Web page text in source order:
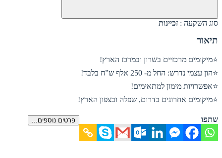
סוג השקעה : זכיינות
תיאור
⭐מיקומים מרכזיים בשרון ובמרכז הארץ!
⭐הון עצמי נדרש: החל מ- 250 אלף ש”ח בלבד!
⭐אפשרויות מימון למתאימים!
⭐מיקומים אחרונים בדרום, שפלה ובצפון הארץ!
שתפו פרטים נוספים...